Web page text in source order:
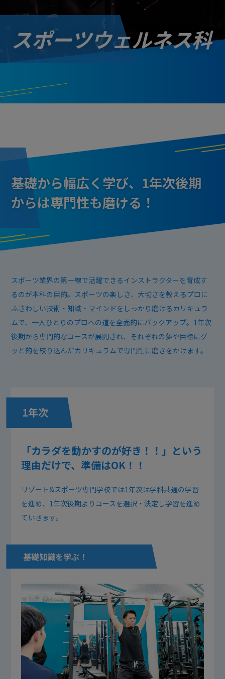
スポーツウェルネス科
基礎から幅広く学び、1年次後期
からは専門性も磨ける！
スポーツ業界の第一線で活躍できるインストラクターを育成す
るのが本科の目的。スポーツの楽しさ、大切さを教えるプロに
ふさわしい技術・知識・マインドをしっかり磨けるカリキュラ
ムで、一人ひとりのプロへの道を全面的にバックアップ。1年次
後期から専門的なコースが展開され、それぞれの夢や目標にグ
ッと的を絞り込んだカリキュラムで専門性に磨きをかけます。
1年次
「カラダを動かすのが好き！！」という
理由だけで、準備はOK！！
リゾート&スポーツ専門学校では1年次は学科共通の学習
を進め、1年次後期よりコースを選択・決定し学習を進め
ていきます。
基礎知識を学ぶ！